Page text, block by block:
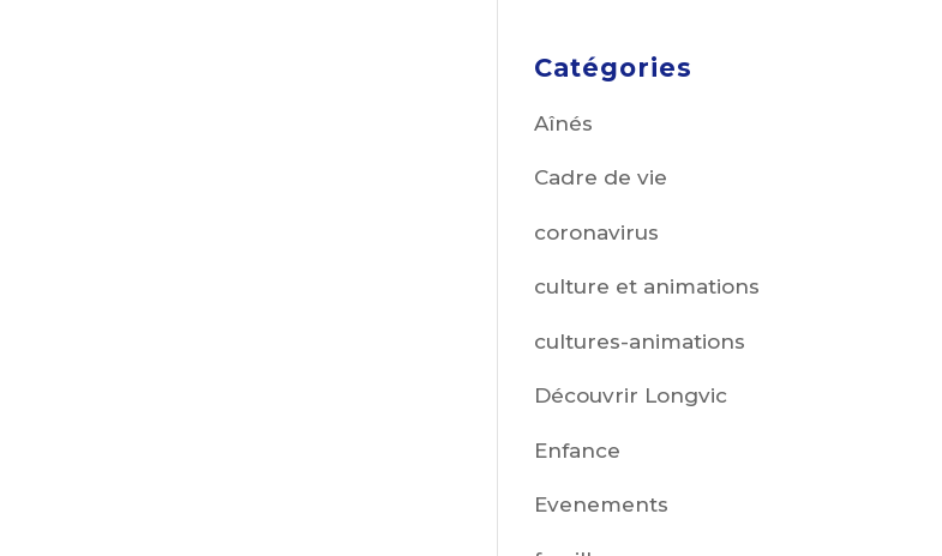
Catégories
Aînés
Cadre de vie
coronavirus
culture et animations
cultures-animations
Découvrir Longvic
Enfance
Evenements